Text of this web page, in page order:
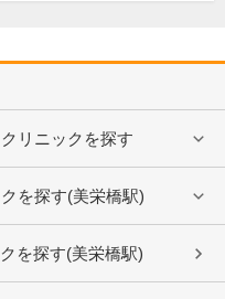
リニックを探す
を探す(美栄橋駅)
を探す(美栄橋駅)